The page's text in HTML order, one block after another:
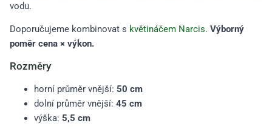
vodu.
Doporučujeme kombinovat s květináčem Narcis. Výborný
poměr cena × výkon.
Rozměry
horní průměr vnější: 50 cm
dolní průměr vnější: 45 cm
výška: 5,5 cm